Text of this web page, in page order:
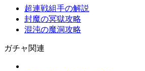
超連戦組手の解説
封魔の冥獄攻略
混沌の魔洞攻略
ガチャ関連